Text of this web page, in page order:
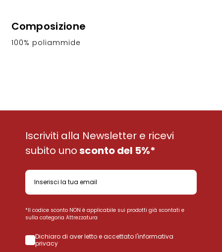
Composizione
100% poliammide
Iscriviti alla Newsletter e ricevi
subito unosconto del 5%*
*Il codice sconto NON è applicabile sui prodotti già scontati e
sulla categoria Attrezzatura
Dichiaro di aver letto e accettato l'informativa
privacy